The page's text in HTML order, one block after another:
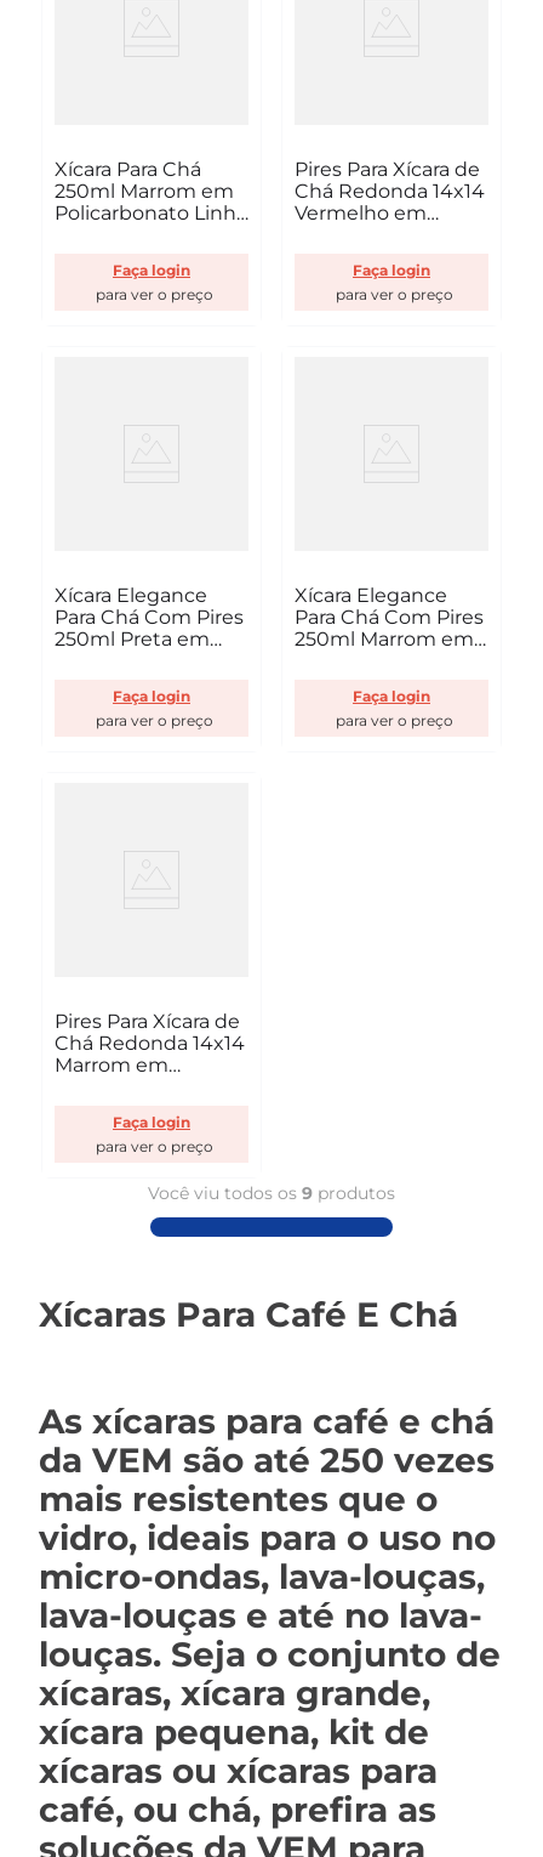
Xícara Para Chá
250ml Marrom em
Policarbonato Linha
Faça login
Pires Para Xícara de
Chá Redonda 14x14
Vermelho em
Faça login
Xícara Elegance
Para Chá Com Pires
250ml Preta em
Faça login
Xícara Elegance
Para Chá Com Pires
250ml Marrom em
Faça login
Pires Para Xícara de
Chá Redonda 14x14
Marrom em
Faça login
Você viu todos os 9 produtos
Xícaras Para Café E Chá
As xícaras para café e chá
da VEM são até 250 vezes
mais resistentes que o
vidro, ideais para o uso no
micro-ondas, lava-louças,
lava-louças e até no lava-
louças. Seja o conjunto de
xícaras, xícara grande,
xícara pequena, kit de
xícaras ou xícaras para
café, ou chá, prefira as
soluções da VEM para